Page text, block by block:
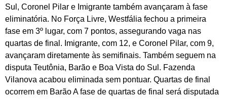
Sul, Coronel Pilar e Imigrante também avançaram à fase
eliminatória. No Força Livre, Westfália fechou a primeira
fase em 3º lugar, com 7 pontos, assegurando vaga nas
quartas de final. Imigrante, com 12, e Coronel Pilar, com 9,
avançaram diretamente às semifinais. Também seguem na
disputa Teutônia, Barão e Boa Vista do Sul. Fazenda
Vilanova acabou eliminada sem pontuar. Quartas de final
ocorrem em Barão A fase de quartas de final será disputada